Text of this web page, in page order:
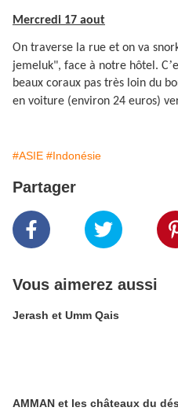
Mercredi 17 aout
On traverse la rue et on va
jemeluk", face à notre hôtel. C’
beaux coraux pas très loin du
en voiture (environ 24 euros)
#ASIE #Indonésie
Partager
Vous aimerez aussi
Jerash et Umm Qais
AMMAN et les châteaux du